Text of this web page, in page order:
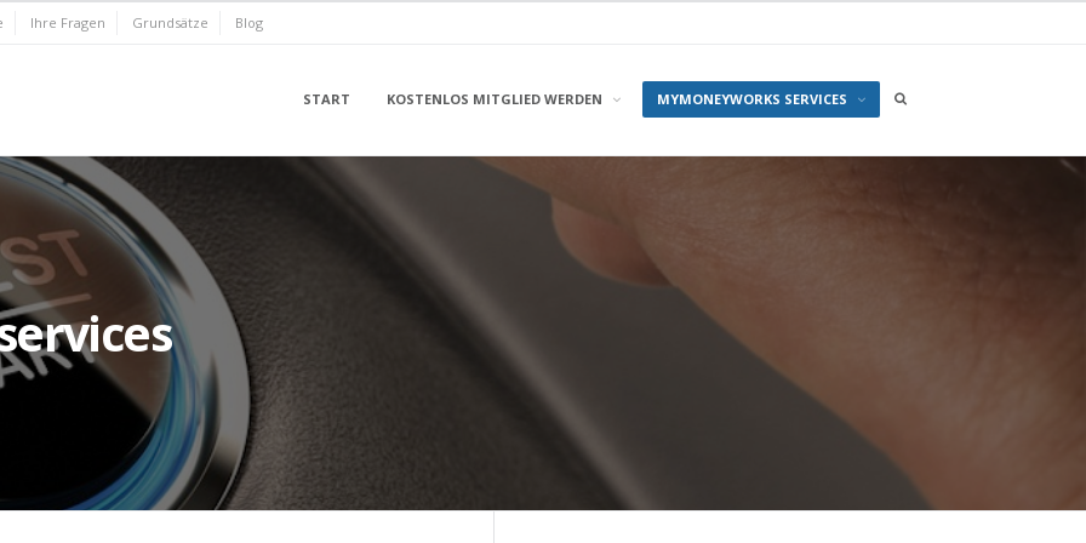
Ihre Fragen Grundsätze Blog
START KOSTENLOS MITGLIED WERDEN MYMONEYWORKS SERVICES
Search